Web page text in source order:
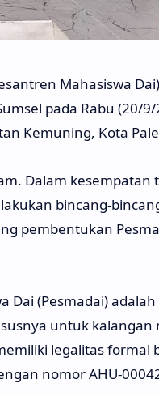
Mahasiswa
pada Rabu (20/9/
Kemuning, Kota
Dalam kesempatan
bincang-
pembentukan
Dai (Pesmadai)
untuk kalangan
legalitas formal
nomor AHU-